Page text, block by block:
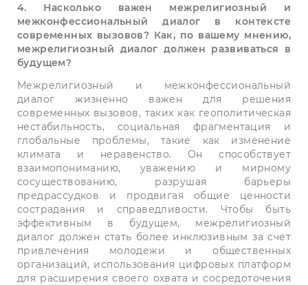
4. Насколько важен межрелигиозный и
межконфессиональный диалог в контексте
современных вызовов? Как, по вашему мнению,
межрелигиозный диалог должен развиваться в
будущем?
Межрелигиозный и межконфессиональный
диалог жизненно важен для решения
современных вызовов, таких как геополитическая
нестабильность, социальная фрагментация и
глобальные проблемы, такие как изменение
климата и неравенство. Он способствует
взаимопониманию, уважению и мирному
сосуществованию, разрушая барьеры
предрассудков и продвигая общие ценности
сострадания и справедливости. Чтобы быть
эффективным в будущем, межрелигиозный
диалог должен стать более инклюзивным за счет
привлечения молодежи и общественных
организаций, использования цифровых платформ
для расширения своего охвата и сосредоточения